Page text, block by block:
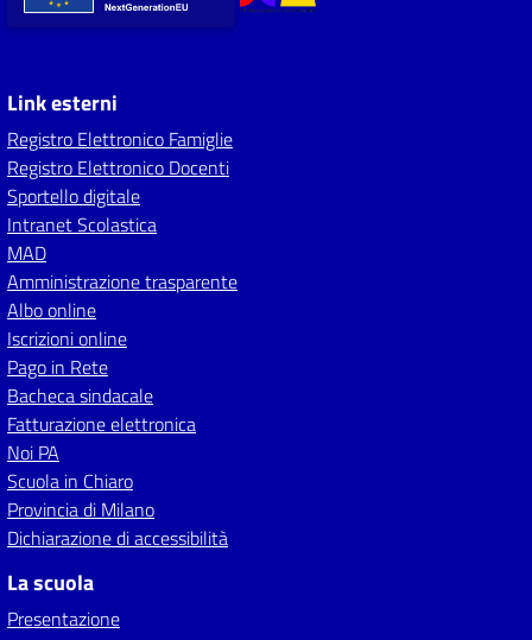
Link esterni
Registro Elettronico Famiglie
Registro Elettronico Docenti
Sportello digitale
Intranet Scolastica
MAD
Amministrazione trasparente
Albo online
Iscrizioni online
Pago in Rete
Bacheca sindacale
Fatturazione elettronica
Noi PA
Scuola in Chiaro
Provincia di Milano
Dichiarazione di accessibilità
La scuola
Presentazione